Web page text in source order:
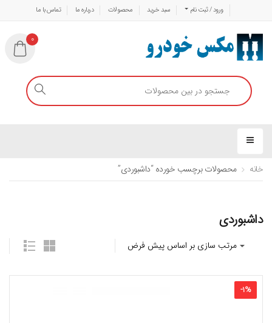
ورود / ثبت نام سبد خرید محصولات درباره ما تماس با ما
0
خانه محصولات برچسب خورده “داشبوردی”
داشبوردی
-1%